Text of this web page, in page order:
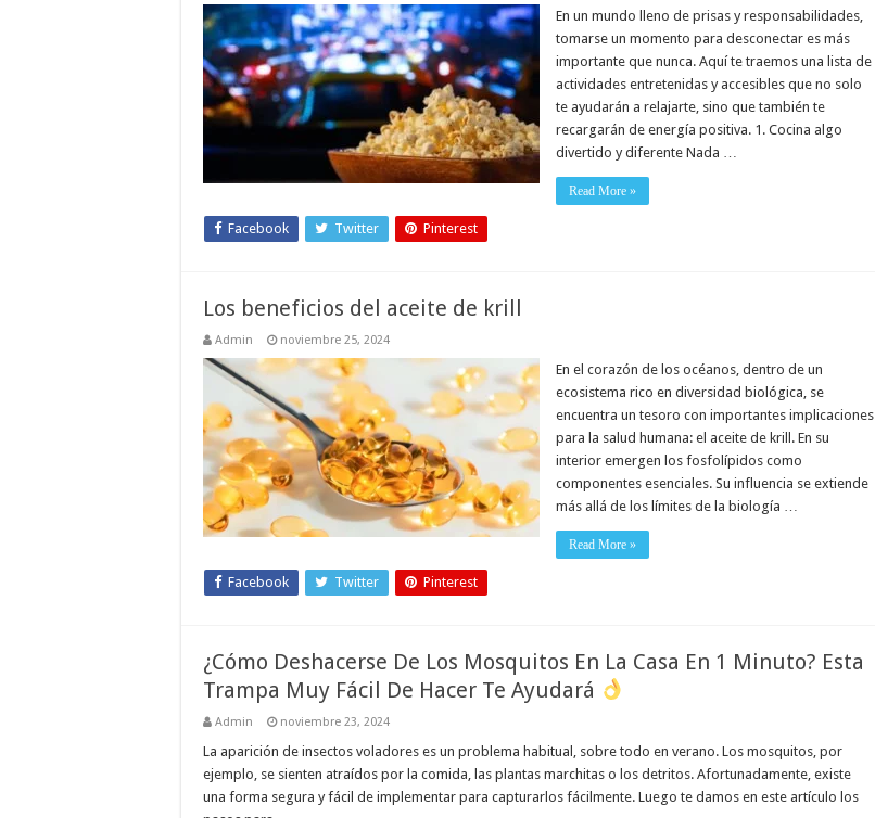
En un mundo lleno de prisas y responsabilidades,
tomarse un momento para desconectar es más
importante que nunca. Aquí te traemos una lista de
actividades entretenidas y accesibles que no solo
te ayudarán a relajarte, sino que también te
recargarán de energía positiva. 1. Cocina algo
divertido y diferente Nada …
Read More »
Facebook Twitter Pinterest
Los beneficios del aceite de krill
Admin noviembre 25, 2024
En el corazón de los océanos, dentro de un
ecosistema rico en diversidad biológica, se
encuentra un tesoro con importantes implicaciones
para la salud humana: el aceite de krill. En su
interior emergen los fosfolípidos como
componentes esenciales. Su influencia se extiende
más allá de los límites de la biología …
Read More »
Facebook Twitter Pinterest
¿Cómo Deshacerse De Los Mosquitos En La Casa En 1 Minuto? Esta
Trampa Muy Fácil De Hacer Te Ayudará
Admin noviembre 23, 2024
La aparición de insectos voladores es un problema habitual, sobre todo en verano. Los mosquitos, por
ejemplo, se sienten atraídos por la comida, las plantas marchitas o los detritos. Afortunadamente, existe
una forma segura y fácil de implementar para capturarlos fácilmente. Luego te damos en este artículo los